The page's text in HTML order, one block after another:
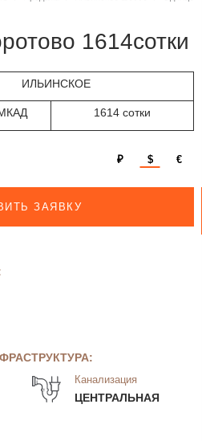
1614сотки
ИЛЬИНСКОЕ
1614 сотки
₽ $ €
ЗАЯВКУ
Канализация
ЦЕНТРАЛЬНАЯ